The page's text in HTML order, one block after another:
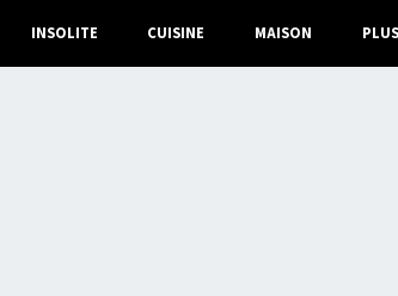
INSOLITE CUISINE MAISON PLUS